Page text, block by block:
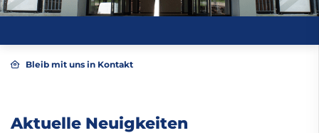
Bleib mit uns in Kontakt
Aktuelle Neuigkeiten